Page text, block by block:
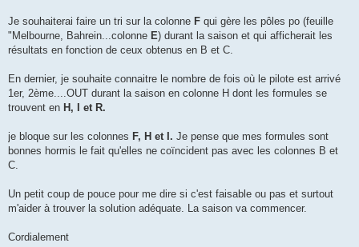
Je souhaiterai faire un tri sur la colonne F qui gère les pôles po (feuille
"Melbourne, Bahrein...colonne E) durant la saison et qui afficherait les
résultats en fonction de ceux obtenus en B et C.
En dernier, je souhaite connaitre le nombre de fois où le pilote est arrivé
1er, 2ème....OUT durant la saison en colonne H dont les formules se
trouvent en H, I et R.
je bloque sur les colonnes F, H et I. Je pense que mes formules sont
bonnes hormis le fait qu'elles ne coïncident pas avec les colonnes B et
C.
Un petit coup de pouce pour me dire si c'est faisable ou pas et surtout
m'aider à trouver la solution adéquate. La saison va commencer.
Cordialement